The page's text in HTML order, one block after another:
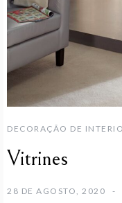
DECORAÇÃO DE
Vitrines
28 DE AGOSTO, 2020